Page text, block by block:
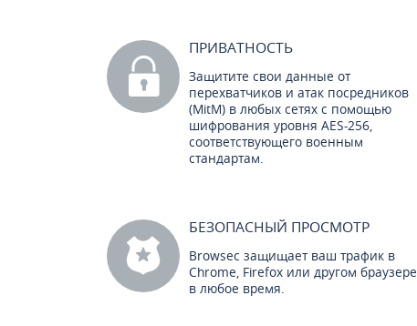
ПРИВАТНОСТЬ
Защитите свои данные от
перехватчиков и атак посредников
(MitM) в любых сетях с помощью
шифрования уровня AES-256,
соответствующего военным
стандартам.
БЕЗОПАСНЫЙ ПРОСМОТР
Browsec защищает ваш трафик в
Chrome, Firefox или другом браузере
в любое время.